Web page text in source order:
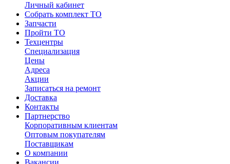
Личный кабинет
Собрать комплект ТО
Запчасти
Пройти ТО
Техцентры
Специализация
Цены
Адреса
Акции
Записаться на ремонт
Доставка
Контакты
Партнерство
Корпоративным клиентам
Оптовым покупателям
Поставщикам
О компании
Вакансии